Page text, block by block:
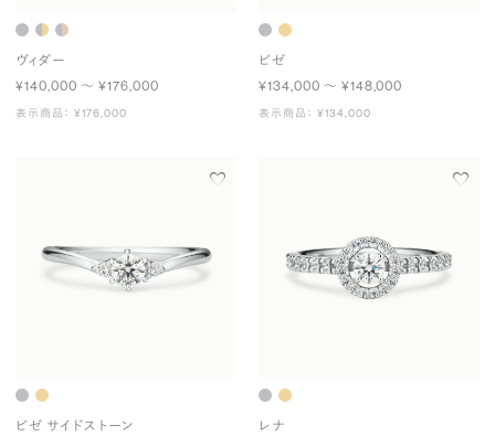
ヴィダー
¥140,000 〜 ¥176,000
表示商品： ¥176,000
ビゼ
¥134,000 〜 ¥148,000
表示商品： ¥134,000
ビゼ サイドストーン
レナ